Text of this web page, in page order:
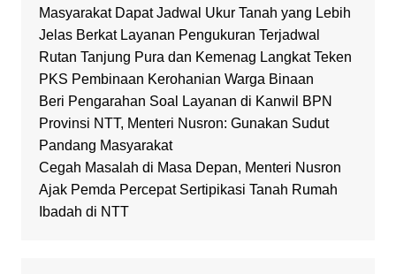
Masyarakat Dapat Jadwal Ukur Tanah yang Lebih
Jelas Berkat Layanan Pengukuran Terjadwal
Rutan Tanjung Pura dan Kemenag Langkat Teken
PKS Pembinaan Kerohanian Warga Binaan
Beri Pengarahan Soal Layanan di Kanwil BPN
Provinsi NTT, Menteri Nusron: Gunakan Sudut
Pandang Masyarakat
Cegah Masalah di Masa Depan, Menteri Nusron
Ajak Pemda Percepat Sertipikasi Tanah Rumah
Ibadah di NTT